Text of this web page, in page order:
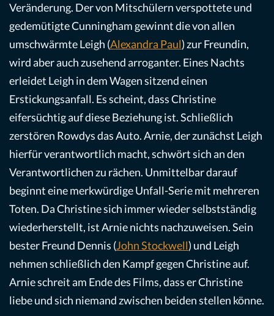
Veränderung. Der von Mitschülern verspottete und
gedemütigte Cunningham gewinnt die von allen
umschwärmte Leigh (Alexandra Paul) zur Freundin,
wird aber auch zusehend arroganter. Eines Nachts
erleidet Leigh in dem Wagen sitzend einen
Erstickungsanfall. Es scheint, dass Christine
eifersüchtig auf diese Beziehung ist. Schließlich
zerstören Rowdys das Auto. Arnie, der zunächst Leigh
hierfür verantwortlich macht, schwört sich an den
Verantwortlichen zu rächen. Unmittelbar darauf
beginnt eine merkwürdige Unfall-Serie mit mehreren
Toten. Da Christine sich immer wieder selbstständig
wiederherstellt, ist Arnie nichts nachzuweisen. Sein
bester Freund Dennis (John Stockwell) und Leigh
nehmen schließlich den Kampf gegen Christine auf.
Arnie schreit am Ende des Films, dass er Christine
liebe und sich niemand zwischen beiden stellen könne.